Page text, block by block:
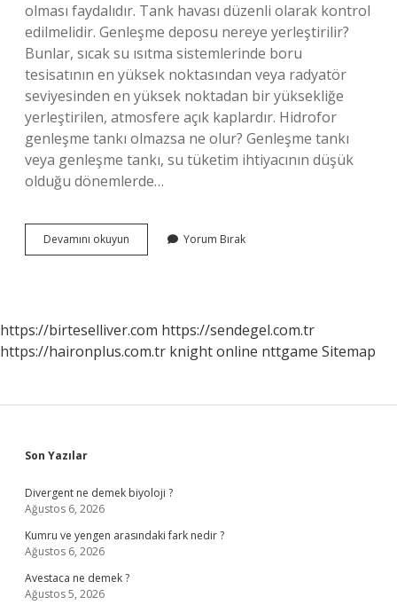
olması faydalıdır. Tank havası düzenli olarak kontrol
edilmelidir. Genleşme deposu nereye yerleştirilir?
Bunlar, sıcak su ısıtma sistemlerinde boru
tesisatının en yüksek noktasından veya radyatör
seviyesinden en yüksek noktadan bir yüksekliğe
yerleştirilen, atmosfere açık kaplardır. Hidrofor
genleşme tankı olmazsa ne olur? Genleşme tankı
veya genleşme tankı, su tüketim ihtiyacının düşük
olduğu dönemlerde…
Devamını okuyun Genleşme
Tankı
Yorum Bırak
https://birteselliver.com https://sendegel.com.tr
https://haironplus.com.tr knight online nttgame Sitemap
Sidebar
Son Yazılar
Divergent ne demek biyoloji ?
Ağustos 6, 2026
Kumru ve yengen arasındaki fark nedir ?
Ağustos 6, 2026
Avestaca ne demek ?
Ağustos 5, 2026